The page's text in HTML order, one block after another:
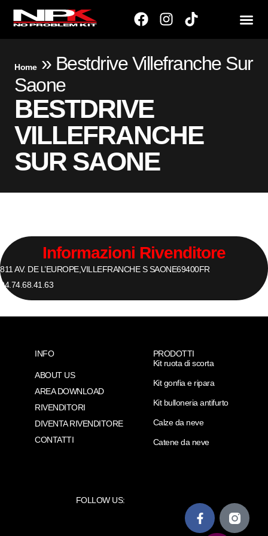
Home» Bestdrive Villefranche Sur
Saone
BESTDRIVE
VILLEFRANCHE
SUR SAONE
Informazioni Rivenditore
811 AV. DE L’EUROPE,VILLEFRANCHE S SAONE69400FR
04.74.68.41.63
INFO
ABOUT US
AREA DOWNLOAD
RIVENDITORI
DIVENTA RIVENDITORE
CONTATTI
PRODOTTI
Kit ruota di scorta
Kit gonfia e ripara
Kit bulloneria antifurto
Calze da neve
Catene da neve
FOLLOW US: